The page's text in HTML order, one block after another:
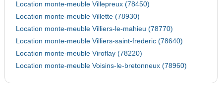
Location monte-meuble Villepreux (78450)
Location monte-meuble Villette (78930)
Location monte-meuble Villiers-le-mahieu (78770)
Location monte-meuble Villiers-saint-frederic (78640)
Location monte-meuble Viroflay (78220)
Location monte-meuble Voisins-le-bretonneux (78960)